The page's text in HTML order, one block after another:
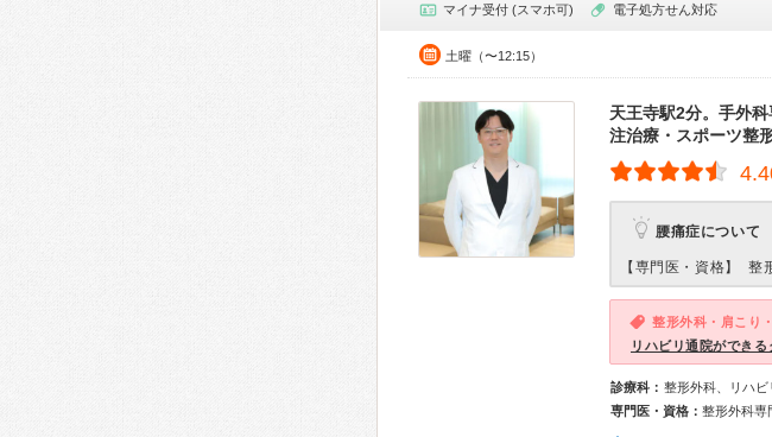
マイナ受付 (スマホ可)
電子処方せん対応
土曜（〜12:15）
天王寺駅2分。手外
注治療・スポーツ整
腰痛症について
【専門医・資格】 整
整形外科・肩こり
リハビリ通院ができる
診療科： 整形外科、リハ
専門医・資格： 整形外科専